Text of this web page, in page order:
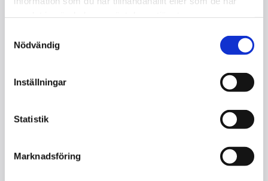
Nödvändig
Inställningar
Statistik
Marknadsföring
STUDIO / FLYGEL / NY
Kontakta oss
Storlek: 170 cm
Serienummer : Beställning